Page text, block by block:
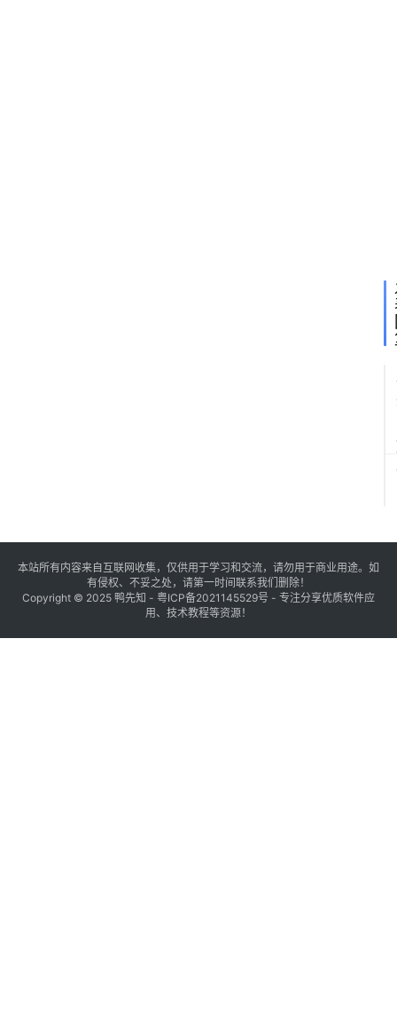
本站所有内容来自互联网收集，仅供用于学习和交流，请勿用于商业用途。如
有侵权、不妥之处，请第一时间联系我们删除！
Copyright © 2025 鸭先知 - 粤ICP备2021145529号 - 专注分享优质软件应
用、技术教程等资源！